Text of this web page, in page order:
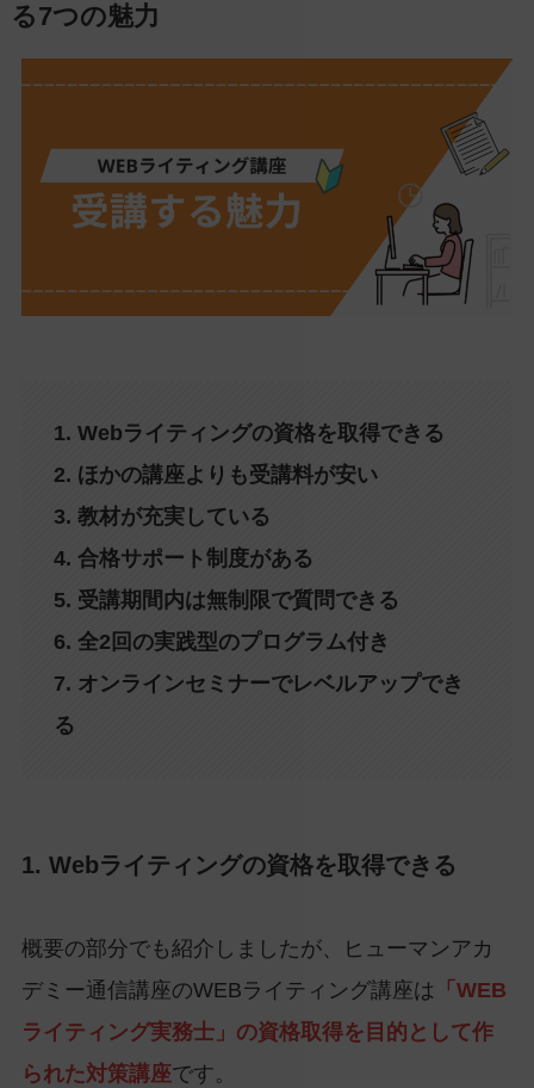
る7つの魅力
1. Webライティングの資格を取得できる
2. ほかの講座よりも受講料が安い
3. 教材が充実している
4. 合格サポート制度がある
5. 受講期間内は無制限で質問できる
6. 全2回の実践型のプログラム付き
7. オンラインセミナーでレベルアップでき
る
1. Webライティングの資格を取得できる
概要の部分でも紹介しましたが、ヒューマンアカ
デミー通信講座のWEBライティング講座は 「WEB
ライティング実務士」の資格取得を目的として作
られた対策講座です。